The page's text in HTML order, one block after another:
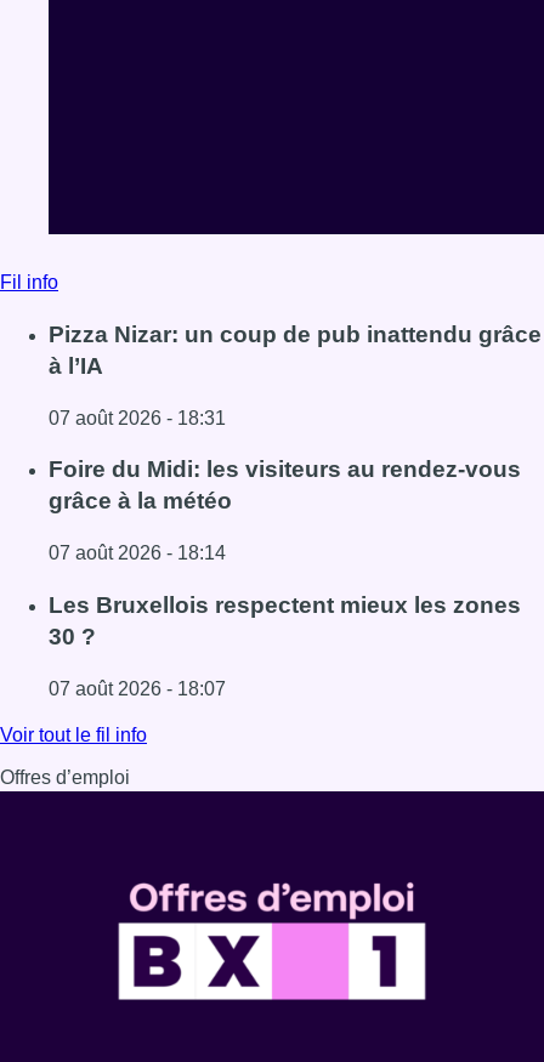
Fil info
Pizza Nizar: un coup de pub inattendu grâce
à l’IA
07 août 2026 - 18:31
Lire l'article Pizza Nizar: un coup de pub inattendu grâce
Foire du Midi: les visiteurs au rendez-vous
grâce à la météo
07 août 2026 - 18:14
Lire l'article Foire du Midi: les visiteurs au rendez-vous
Les Bruxellois respectent mieux les zones
30 ?
07 août 2026 - 18:07
Lire l'article Les Bruxellois respectent mieux les zones 30
Voir tout le fil info
Offres d’emploi